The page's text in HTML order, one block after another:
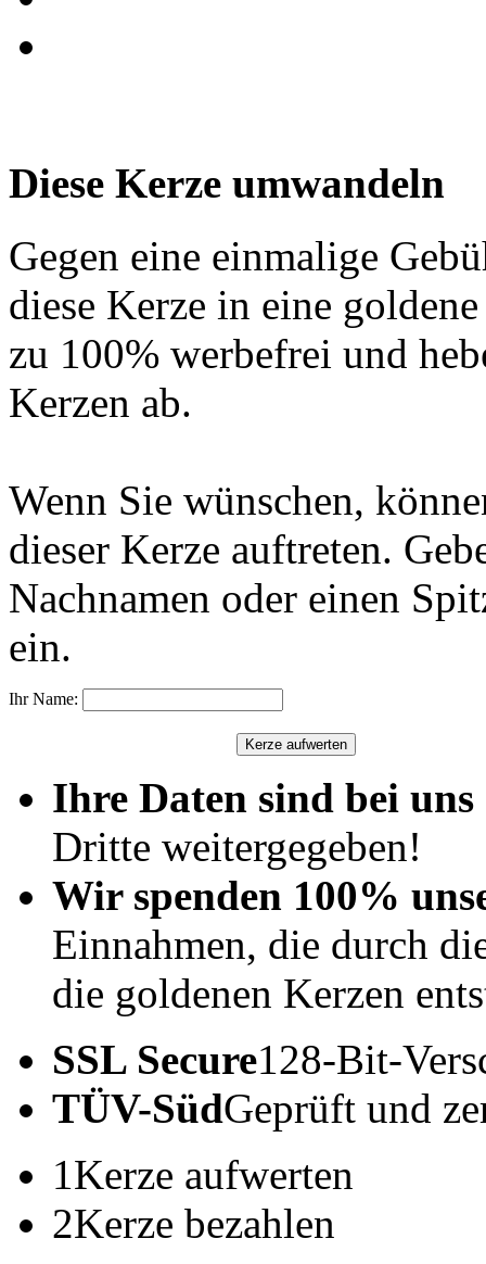
Diese Kerze umwandeln
Gegen eine einmalige
diese Kerze in eine
zu 100% werbefrei und
Kerzen ab.
Wenn Sie wünschen,
dieser Kerze auftreten.
Nachnamen oder einen
ein.
Ihr Name:
Ihre Daten sind bei uns
Dritte weitergegeben!
Wir spenden 100%
Einnahmen, die durch
die goldenen Kerzen
SSL Secure128-Bit-
TÜV-SüdGeprüft und
1Kerze aufwerten
2Kerze bezahlen